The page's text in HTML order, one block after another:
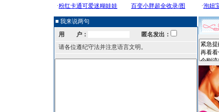
■ 我来说两句
用 户：
匿名发出：
请各位遵纪守法并注意语言文明。